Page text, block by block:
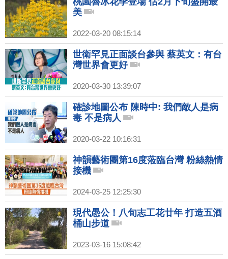
美
2022-03-20 08:15:14
世衛罕見正面談台參與 蔡英文：有台
灣世界會更好
2020-03-30 13:39:07
確診地圖公布 陳時中: 我們敵人是病
毒 不是病人
2020-03-22 10:16:31
神韻藝術團第16度蒞臨台灣 粉絲熱情
接機
2024-03-25 12:25:30
現代愚公！八旬志工花廿年 打造五酒
桶山步道
2023-03-16 15:08:42